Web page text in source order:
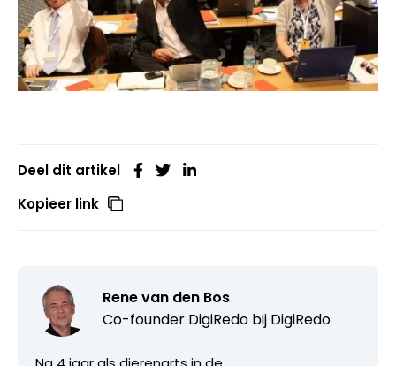
Deel dit artikel
Kopieer link
Rene van den Bos
Co-founder DigiRedo bij DigiRedo